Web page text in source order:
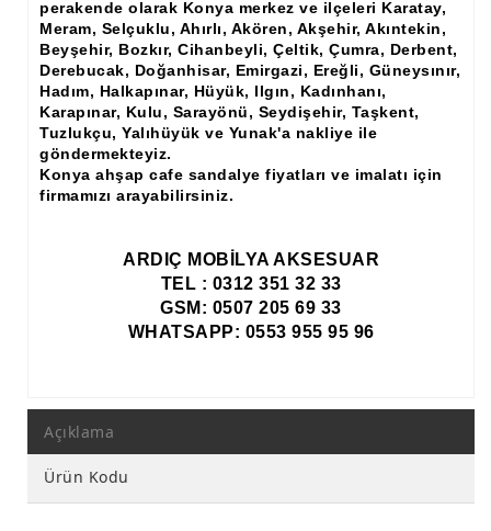
perakende olarak Konya merkez ve ilçeleri Karatay,
Meram, Selçuklu, Ahırlı, Akören, Akşehir, Akıntekin,
Beyşehir, Bozkır, Cihanbeyli, Çeltik, Çumra, Derbent,
Derebucak, Doğanhisar, Emirgazi, Ereğli, Güneysınır,
Hadım, Halkapınar, Hüyük, Ilgın, Kadınhanı,
Karapınar, Kulu, Sarayönü, Seydişehir, Taşkent,
Tuzlukçu, Yalıhüyük ve Yunak'a nakliye ile
göndermekteyiz.
Konya ahşap cafe sandalye fiyatları ve imalatı için
firmamızı arayabilirsiniz.
ARDIÇ MOBİLYA AKSESUAR
TEL : 0312 351 32 33
GSM: 0507 205 69 33
WHATSAPP: 0553 955 95 96
Açıklama
Ürün Kodu